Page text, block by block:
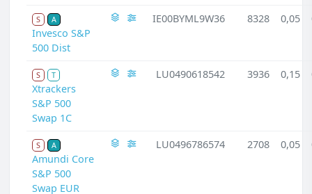
S A
Invesco S&P
500 Dist
IE00BYML9W36 8328 0,05
S T
Xtrackers
S&P 500
Swap 1C
LU0490618542 3936 0,15
S A
Amundi Core
S&P 500
Swap EUR
LU0496786574 2708 0,05